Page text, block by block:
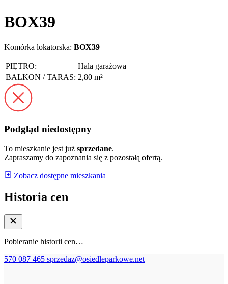
BOX39
Komórka lokatorska: BOX39
PIĘTRO:
Hala garażowa
BALKON / TARAS: 2,80 m²
Podgląd niedostępny
To mieszkanie jest już sprzedane.
Zapraszamy do zapoznania się z pozostałą ofertą.
Zobacz dostępne mieszkania
Historia cen
Pobieranie historii cen…
570 087 465 sprzedaz@osiedleparkowe.net